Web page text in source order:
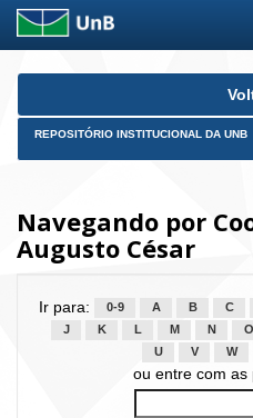
Skip
REPOSITÓRIO INSTITUCIONAL DA UNB
Navegando por
Augusto César
Ir para: 0-9 A B C
J
K L M N O
U
V W
ou entre com as